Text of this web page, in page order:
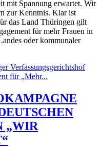
mit Spannung erwartet. Wir
zur Kenntnis. Klar ist
das Land Thüringen gilt
für mehr Frauen in
oder kommunaler
Verfassungsgerichtshof
für „Mehr...
„WIR